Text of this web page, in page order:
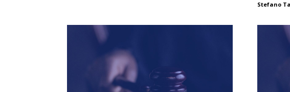
Stefano